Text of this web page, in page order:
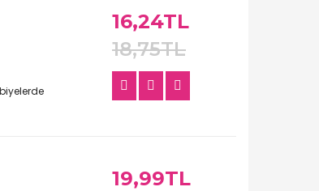
16,24TL
18,75TL
19,99TL